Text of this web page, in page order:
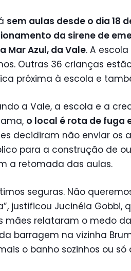
sem aulas desde o dia 18
da sirene de
Mar Azul, da Vale. A
Outras 36 crianças
próxima à escola e
a Vale, a escola e a
o local é rota de fuga
decidiram não enviar os
para a construção de
a retomada das aulas.
seguras. Não
justificou Jucinéia Gobbi,
mães relataram o medo
barragem na vizinha
o banho sozinhos ou